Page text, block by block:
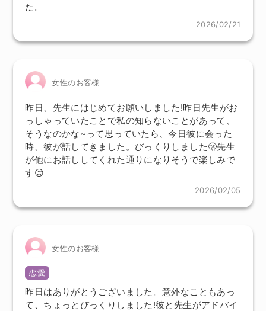
た。
2026/02/21
女性のお客様
昨日、先生にはじめてお願いしました!昨日先生がお
っしゃっていたことで私の知らないことがあって、
そうなのかな~って思っていたら、今日彼に会った
時、彼が話してきました。びっくりしました🫢先生
が他にお話ししてくれた通りになりそうで楽しみで
す😊
2026/02/05
女性のお客様
恋愛
昨日はありがとうございました。意外なこともあっ
て、ちょっとびっくりしました!彼と先生がアドバイ